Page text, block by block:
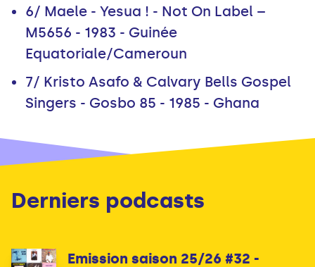
6/ Maele - Yesua ! - Not On Label –
M5656 - 1983 - Guinée
Equatoriale/Cameroun
7/ Kristo Asafo & Calvary Bells Gospel
Singers - Gosbo 85 - 1985 - Ghana
Derniers podcasts
Emission saison 25/26 #32 -